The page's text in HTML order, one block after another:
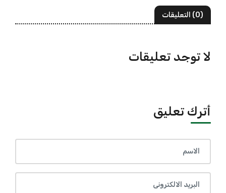
(0) التعليقات
لا توجد تعليقات
أترك تعليق